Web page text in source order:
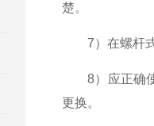
楚。
7）在螺杆式
8）应正确使
更换。